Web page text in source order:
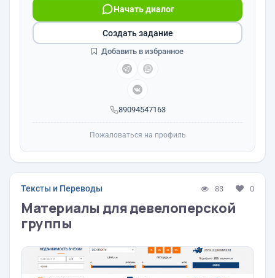
89094547163
Начать диалог
Создать задание
Добавить в избранное
Пожаловаться на профиль
Тексты и Переводы 83 0
Материалы для девелоперской
группы